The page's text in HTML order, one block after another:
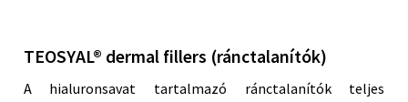
TEOSYAL® dermal fillers (ránctalanítók)
A hialuronsavat tartalmazó ránctalanítók teljes